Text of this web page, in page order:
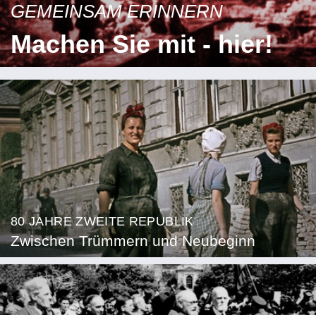
GEMEINSAM ERINNERN
Machen Sie mit - hier!
80 JAHRE ZWEITE REPUBLIK
Zwischen Trümmern und Neubeginn